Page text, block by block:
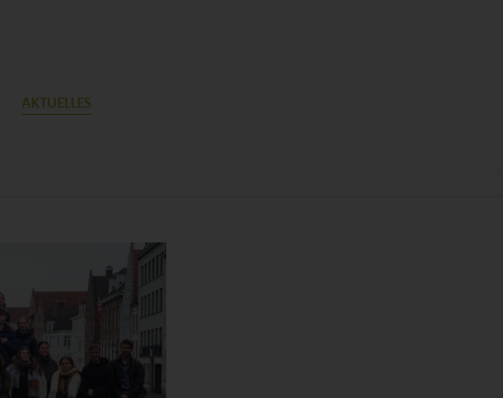
AKTUELLES